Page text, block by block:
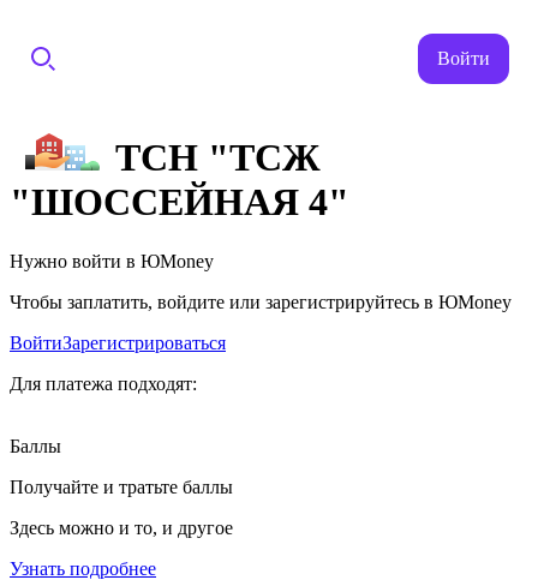
Войти
ТСН "ТСЖ
"ШОССЕЙНАЯ 4"
Нужно войти в ЮMoney
Чтобы заплатить, войдите или зарегистрируйтесь в ЮMoney
ВойтиЗарегистрироваться
Для платежа подходят:
Баллы
Получайте и тратьте баллы
Здесь можно и то, и другое
Узнать подробнее